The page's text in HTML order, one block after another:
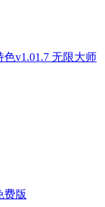
v1.01.7 无限大师
费版